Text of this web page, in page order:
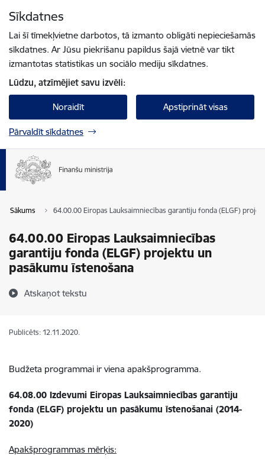
Sīkdatnes
Lai šī tīmekļvietne darbotos, tā izmanto obligāti nepieciešamās
sīkdatnes. Ar Jūsu piekrišanu papildus šajā vietnē var tikt
izmantotas statistikas un sociālo mediju sīkdatnes.
Lūdzu, atzīmējiet savu izvēli:
Noraidīt Apstiprināt visas
Pārvaldīt sīkdatnes
Sākums 64.00.00 Eiropas Lauksaimniecības garantiju fonda (ELGF)
64.00.00 Eiropas Lauksaimniecības
garantiju fonda (ELGF) projektu un
pasākumu īstenošana
Atskaņot tekstu
Publicēts: 12.11.2020.
Budžeta programmai ir viena apakšprogramma.
64.08.00 Izdevumi Eiropas Lauksaimniecības garantiju
fonda (ELGF) projektu un pasākumu īstenošanai (2014-
2020)
Apakšprogrammas mērķis: